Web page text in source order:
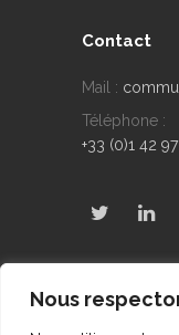
Nous
Contact
Mail :
Téléphone :
+33 (0)1 42
Derniers